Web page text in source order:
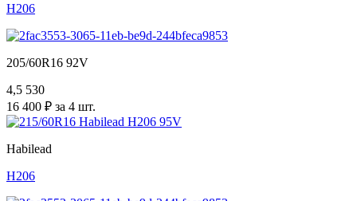
H206
205/60R16 92V
4,5 530
16 400 ₽ за 4 шт.
Habilead
H206